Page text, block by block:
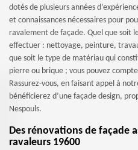
dotés de plusieurs années
et connaissances nécessaires pour
ravalement de façade. Quel que soit
effectuer : nettoyage, peinture,
que soit le type de matériau qui
pierre ou brique ; vous pouvez
Rassurez-vous, en faisant appel à
bénéficierez d’une façade design,
Nespouls.
Des rénovations de façade
ravaleurs 19600